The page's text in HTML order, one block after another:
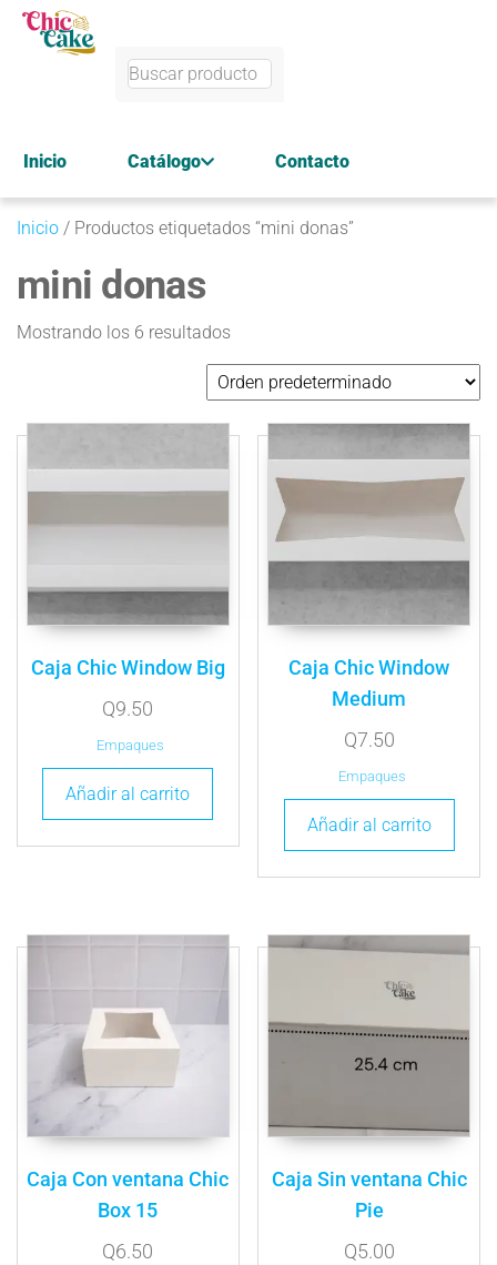
Inicio Catálogo Contacto
Inicio / Productos etiquetados “mini donas”
mini donas
Mostrando los 6 resultados
Caja Chic Window Big
Q9.50
Empaques
Añadir al carrito
Caja Chic Window
Medium
Q7.50
Empaques
Añadir al carrito
Caja Con ventana Chic
Box 15
Q6.50
Caja Sin ventana Chic
Pie
Q5.00